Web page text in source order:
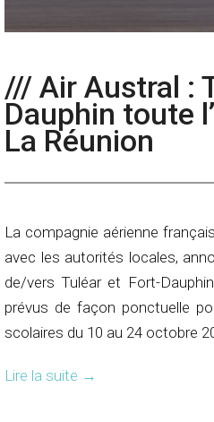
/// Air Austral :
Dauphin toute
La Réunion
La compagnie aérienne
avec les autorités locales,
de/vers Tuléar et Fort-
prévus de façon ponctuelle
scolaires du 10 au 24 octobre
Lire la suite →